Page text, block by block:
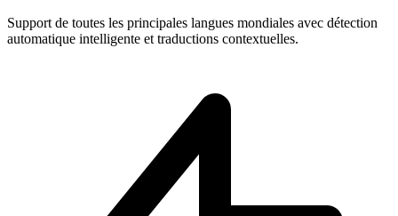
Support de toutes les principales langues mondiales avec détection
automatique intelligente et traductions contextuelles.